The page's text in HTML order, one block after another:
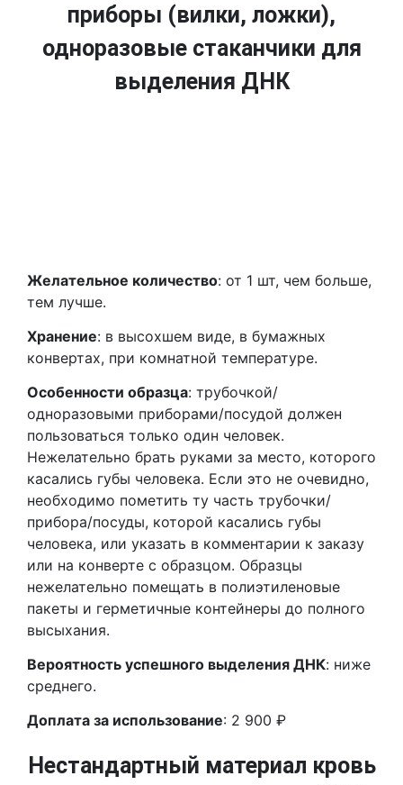
приборы (вилки, ложки),
одноразовые стаканчики для
выделения ДНК
Желательное количество: от 1 шт, чем больше,
тем лучше.
Хранение: в высохшем виде, в бумажных
конвертах, при комнатной температуре.
Особенности образца: трубочкой/
одноразовыми приборами/посудой должен
пользоваться только один человек.
Нежелательно брать руками за место, которого
касались губы человека. Если это не очевидно,
необходимо пометить ту часть трубочки/
прибора/посуды, которой касались губы
человека, или указать в комментарии к заказу
или на конверте с образцом. Образцы
нежелательно помещать в полиэтиленовые
пакеты и герметичные контейнеры до полного
высыхания.
Вероятность успешного выделения ДНК: ниже
среднего.
Доплата за использование: 2 900 ₽
Нестандартный материал кровь